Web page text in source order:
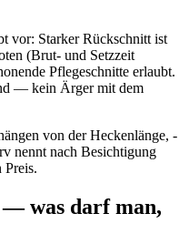
vor: Starker Rückschnitt ist
(Brut- und Setzzeit
Pflegeschnitte erlaubt.
— kein Ärger mit dem
von der Heckenlänge, -
nennt nach Besichtigung
Preis.
was darf man,